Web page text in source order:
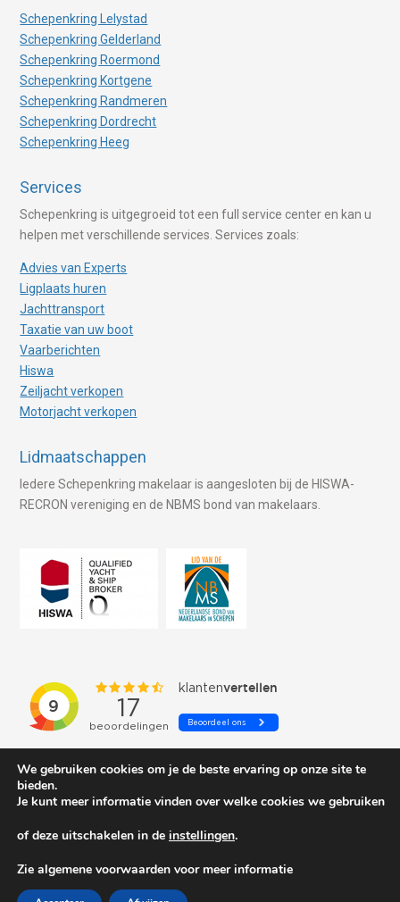
Schepenkring Lelystad
Schepenkring Gelderland
Schepenkring Roermond
Schepenkring Kortgene
Schepenkring Randmeren
Schepenkring Dordrecht
Schepenkring Heeg
Services
Schepenkring is uitgegroeid tot een full service center en kan u
helpen met verschillende services. Services zoals:
Advies van Experts
Ligplaats huren
Jachttransport
Taxatie van uw boot
Vaarberichten
Hiswa
Zeiljacht verkopen
Motorjacht verkopen
Lidmaatschappen
Iedere Schepenkring makelaar is aangesloten bij de HISWA-
RECRON vereniging en de NBMS bond van makelaars.
We gebruiken cookies om je de beste ervaring op onze site te
bieden.
Je kunt meer informatie vinden over welke cookies we gebruiken
of deze uitschakelen in de instellingen.
Zie algemene voorwaarden voor meer informatie